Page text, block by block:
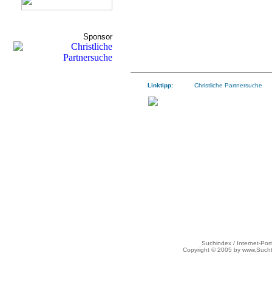
Sponsor
Linktipp: Christliche Partnersuche
Suchindex / Internet-
Copyright © 2005 by